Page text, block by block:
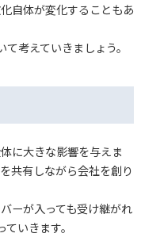
自体が変化することもあ
考えていきましょう。
に大きな影響を与えま
共有しながら会社を創り
ーが入っても受け継がれ
いきます。